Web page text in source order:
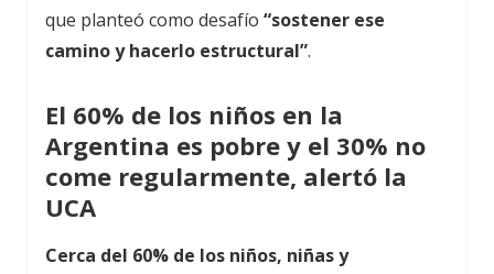
que planteó como desafío “sostener ese
camino y hacerlo estructural”.
El 60% de los niños en la
Argentina es pobre y el 30% no
come regularmente, alertó la
UCA
Cerca del 60% de los niños, niñas y